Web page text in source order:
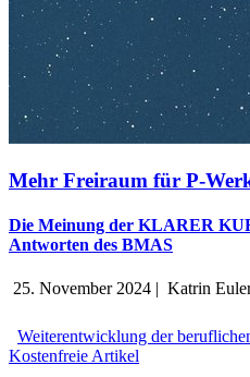
Mehr Freiraum für P-
Die Meinung der KLARER
Antworten des BMAS
25. November 2024 | Katrin
Weiterentwicklung der
Kostenfreie Artikel